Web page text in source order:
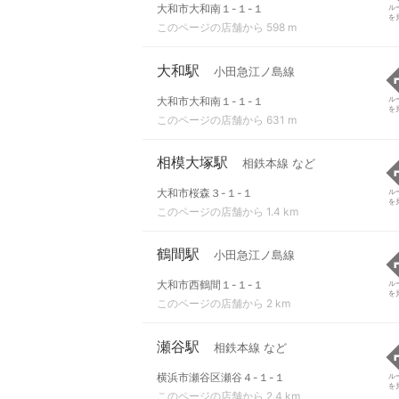
大和市大和南１-１-１
このページの店舗から 598 m
ル
を
大和駅 小田急江ノ島線
大和市大和南１-１-１
このページの店舗から 631 m
ル
を
相模大塚駅 相鉄本線 など
大和市桜森３-１-１
このページの店舗から 1.4 km
ル
を
鶴間駅 小田急江ノ島線
大和市西鶴間１-１-１
このページの店舗から 2 km
ル
を
瀬谷駅 相鉄本線 など
横浜市瀬谷区瀬谷４-１-１
このページの店舗から 2.4 km
ル
を